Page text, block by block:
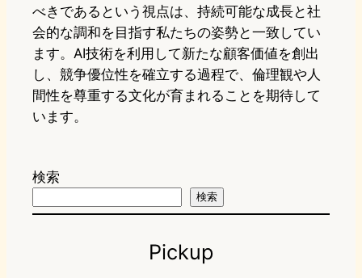
べきであるという視点は、持続可能な成長と社
会的な調和を目指す私たちの姿勢と一致してい
ます。AI技術を利用して新たな顧客価値を創出
し、競争優位性を確立する過程で、倫理観や人
間性を尊重する文化が育まれることを期待して
います。
検索
検索
Pickup